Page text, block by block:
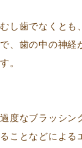
むし歯でなくとも
で、歯の中の神経
す。
過度なブラッシン
ることなどによる